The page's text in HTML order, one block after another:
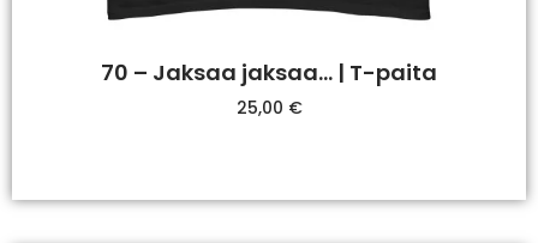
70 – Jaksaa jaksaa… | T-paita
25,00 €